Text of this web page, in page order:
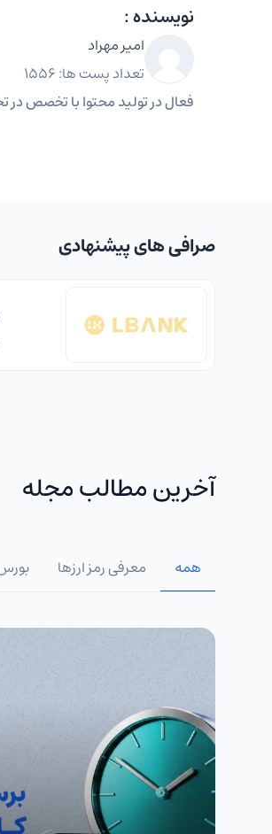
نویسنده :
امیر مهراد
تعداد پست ها: 1556
فعال در تولید محتوا با تخصص در
صرافی های پیشنهادی
آخرین مطالب مجله
همه معرفی رمز ارزها